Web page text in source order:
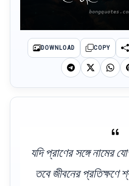
DOWNLOAD COPY
যদি প্রাণের সঙ্গে নামের
তবে জীবনের প্রতিক্ষণে